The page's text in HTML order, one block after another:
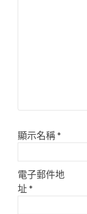
顯示名稱*
電子郵件地
址*